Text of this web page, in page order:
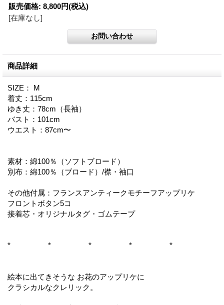
販売価格: 8,800円(税込)
[在庫なし]
商品詳細
SIZE： M
着丈：115cm
ゆき丈：78cm（長袖）
バスト：101cm
ウエスト：87cm〜
素材：綿100％（ソフトブロード）
別布：綿100％（ブロード）/襟・袖口
その他付属：フランスアンティークモチーフアップリケ
フロントボタン5コ
接着芯・オリジナルタグ・ゴムテープ
* * * * *
絵本に出てきそうな お花のアップリケに
クラシカルなクレリック。